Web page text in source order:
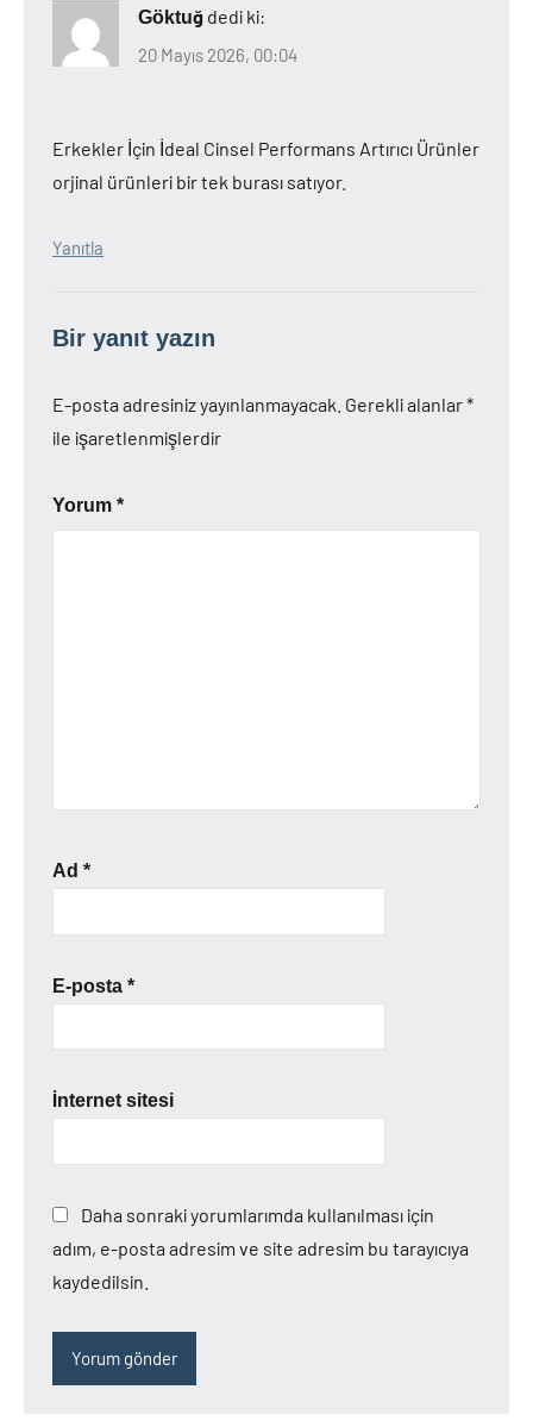
Göktuğ dedi ki:
20 Mayıs 2026, 00:04
Erkekler İçin İdeal Cinsel Performans Artırıcı Ürünler
orjinal ürünleri bir tek burası satıyor.
Yanıtla
Bir yanıt yazın
E-posta adresiniz yayınlanmayacak. Gerekli alanlar*
ile işaretlenmişlerdir
Yorum *
Ad *
E-posta *
İnternet sitesi
Daha sonraki yorumlarımda kullanılması için
adım, e-posta adresim ve site adresim bu tarayıcıya
kaydedilsin.